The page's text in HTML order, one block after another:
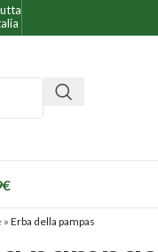
» Erba della pampas